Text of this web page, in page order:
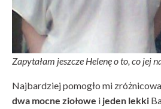
Zapytałam jeszcze Helenę o to, co jej
Najbardziej pomogło mi
dwa mocne ziołowe i jeden lekki